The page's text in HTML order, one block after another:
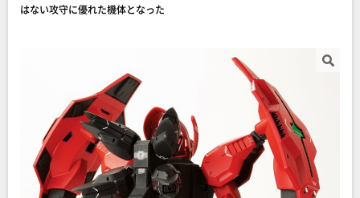
はない攻守に優れた機体となった